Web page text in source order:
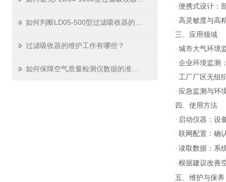
过滤吸收器的维护工作有哪些？
· 便携式设计：
· 高灵敏度与高
三、应用领域
· 城市大气环境
· 企业环境监测
· 工厂厂区无组
· 应急监测与环
四、使用方法
· 启动仪器：设
· 联网配置：确
· 读取数据：系
· 根据建议改善
五、维护与保养